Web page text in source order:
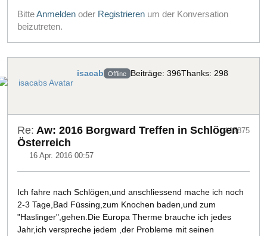
BitteAnmelden oder Registrieren um der Konversation
beizutreten.
isacab Offline Beiträge: 396Thanks: 298
Re: Aw: 2016 Borgward Treffen in Schlögen
Österreich
16 Apr. 2016 00:57
#17875
Ich fahre nach Schlögen,und anschliessend mache ich noch
2-3 Tage,Bad Füssing,zum Knochen baden,und zum
"Haslinger",gehen.Die Europa Therme brauche ich jedes
Jahr,ich verspreche jedem ,der Probleme mit seinen